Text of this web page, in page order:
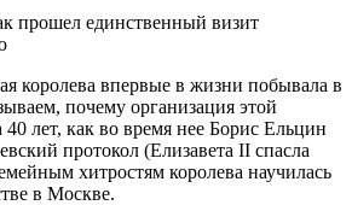
прошел единственный визит
королева впервые в жизни побывала в
почему организация этой
40 лет, как во время нее Борис Ельцин
протокол (Елизавета II спасла
хитростям королева научилась
в Москве.